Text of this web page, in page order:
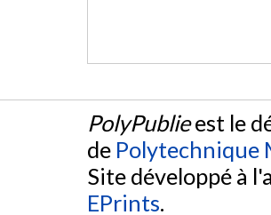
PolyPublieest le
de Polytechnique
Site développé à
EPrints.